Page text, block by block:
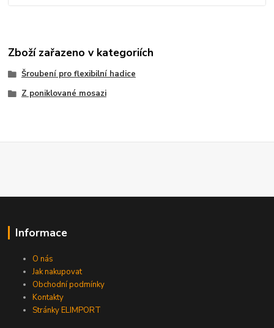
Zboží zařazeno v kategoriích
Šroubení pro flexibilní hadice
Z poniklované mosazi
Informace
O nás
Jak nakupovat
Obchodní podmínky
Kontakty
Stránky ELIMPORT